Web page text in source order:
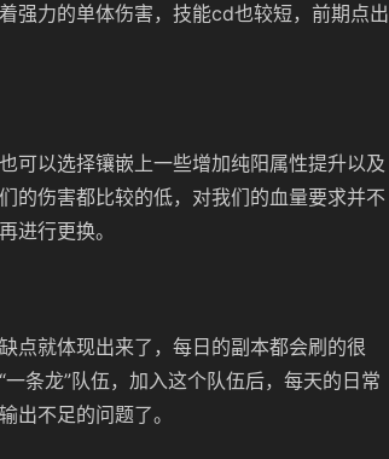
强力的单体伤害，技能cd也较短，前期点出
可以选择镶嵌上一些增加纯阳属性提升以及
的伤害都比较的低，对我们的血量要求并不
进行更换。
点就体现出来了，每日的副本都会刷的很
条龙”队伍，加入这个队伍后，每天的日常
出不足的问题了。